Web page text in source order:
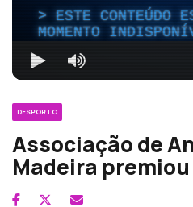
ESTE CONTEÚDO
MOMENTO
DESPORTO
Associação de
Madeira